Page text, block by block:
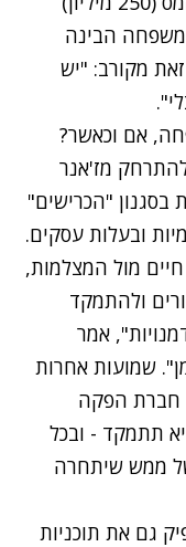
מיליון), והמשפחה הבינה
מקורב: "יש
אם וכאשר?
להתרחק מז'אנר
בסגנון "הכרישים"
ובעלות עסקים.
לאחר 14 שנה של חיים מול המצלמות,
ולהתמקד
אמר
שמועות אחרות
חברת הפקה
תתמקד - ובכל
ממש שיתחרה
גם את תוכניות